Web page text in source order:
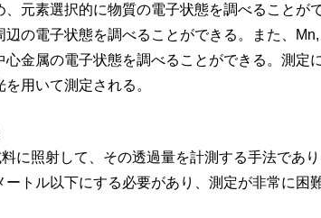
、元素選択的に物質の電子状態を調べることが
辺の電子状態を調べることができる。また、
心金属の電子状態を調べることができる。測
を用いて測定される。
に照射して、その透過量を計測する手法であ
ートル以下にする必要があり、測定が非常に